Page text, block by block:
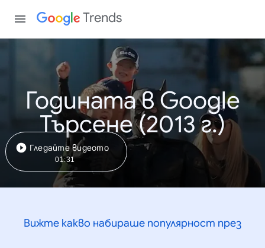
Trends
Годината в Google
Търсене (2013 г.)
Гледайте видеото
01:31
Вижте какво набираше популярност през